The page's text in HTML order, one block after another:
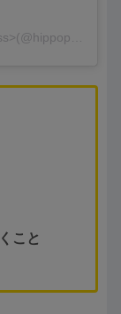
こと